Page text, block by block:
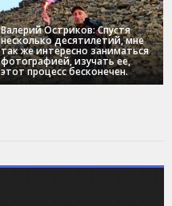
Валерий Остриков: Спустя
несколько десятилетий, мне
так же интересно заниматься
фотографией, изучать ее,
этот процесс бесконечен.